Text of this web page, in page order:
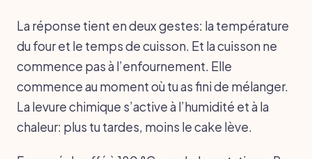
La réponse tient en deux gestes: la température
du four et le temps de cuisson. Et la cuisson ne
commence pas à l’enfournement. Elle
commence au moment où tu as fini de mélanger.
La levure chimique s’active à l’humidité et à la
chaleur: plus tu tardes, moins le cake lève.